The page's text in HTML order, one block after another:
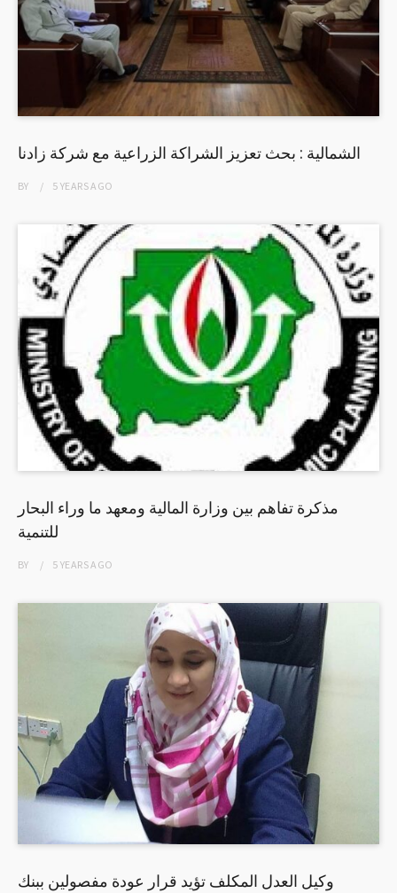
الشمالية : بحث تعزيز الشراكة الزراعية مع شركة زادنا
BY 5 YEARSAGO
مذكرة تفاهم بين وزارة المالية ومعهد ما وراء البحار
للتنمية
BY 5 YEARSAGO
وكيل العدل المكلف تؤيد قرار عودة مفصولين ببنك